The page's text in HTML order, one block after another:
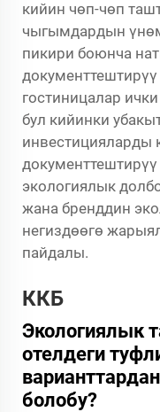
кийин чөп-чөп
чыгымдардын
пикири боюнча
гостиницалар
бул кийинки
инвестицияларды
экологиялык
жана бренддин
негиздөөгө
пайдалы.
ККБ
Экологиялык
отелдеги
болобу?